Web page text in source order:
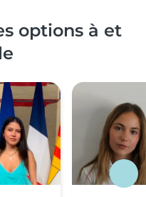
options à et